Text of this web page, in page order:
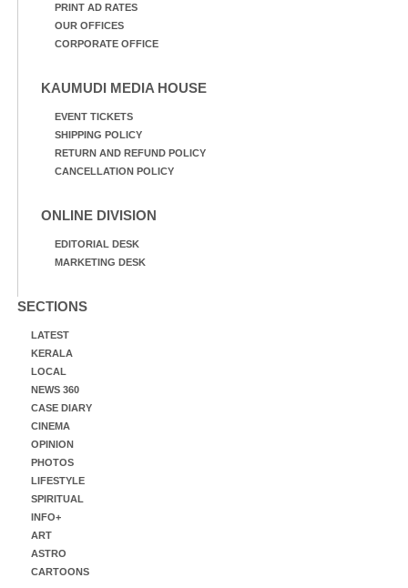
PRINT AD RATES
OUR OFFICES
CORPORATE OFFICE
KAUMUDI MEDIA HOUSE
EVENT TICKETS
SHIPPING POLICY
RETURN AND REFUND POLICY
CANCELLATION POLICY
ONLINE DIVISION
EDITORIAL DESK
MARKETING DESK
SECTIONS
LATEST
KERALA
LOCAL
NEWS 360
CASE DIARY
CINEMA
OPINION
PHOTOS
LIFESTYLE
SPIRITUAL
INFO+
ART
ASTRO
CARTOONS